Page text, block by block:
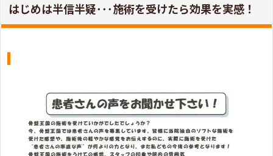
はじめは半信半疑･･･施術を受けたら効果を実感！